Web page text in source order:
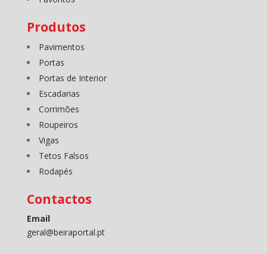
Produtos
Pavimentos
Portas
Portas de Interior
Escadarias
Corrimões
Roupeiros
Vigas
Tetos Falsos
Rodapés
Contactos
Email
geral@beiraportal.pt